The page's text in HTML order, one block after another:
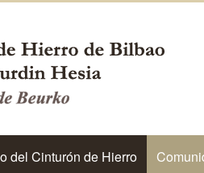
del Cinturón de Hierro